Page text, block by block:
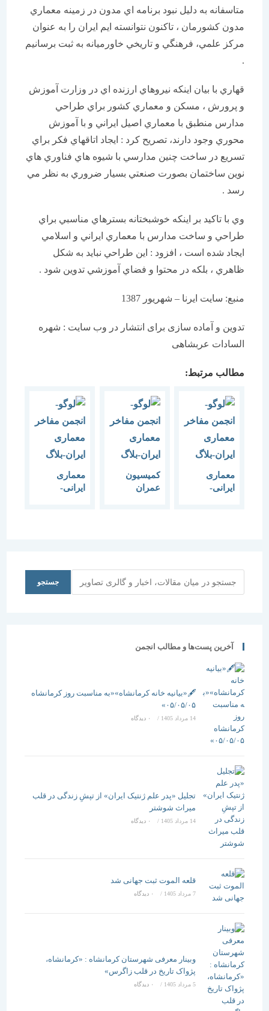
متاسفانه به دليل نبود برنامه اي مدون در زمينه معماري
مدون كشورمان ، تاكنون نتوانسته ايم ايران را به عنوان
مركز علمي، فرهنگي و تاريخي خاورميانه به ثبت برسانيم
قهاري با بيان اينكه نيروهاي ارزنده اي در وزارت آموزش
و پرورش ، مسكن و معماري كشور براي طراحي
مدارس منطبق با معماري اصيل ايراني و با آموزش
محوري وجود دارند، تصريح كرد : ايجاد اتاقهاي فكر براي
تسريع در ساخت چنين مدارسي با شيوه هاي فناوري هاي
نوين ساختمان بصورت صنعتي بسيار ضروري به نظر مي
وي با تاكيد بر اينكه خوشبختانه بسترهاي مناسبي براي
طراحي و ساخت مدارس با معماري ايراني و اسلامي
ايجاد شده است ، افزود : اين طراحي نبايد به شكل
ظاهري ، بلكه در محتوا و فضاي آموزشي تدوين شود .
منبع: سایت ایرنا – شهريور 1387
تدوین و آماده سازی برای انتشار در وب سایت : شهره
السادات عربشاهی
مطالب مرتبط:
معماری
کمیسیون
عمران
معماری
جستجو
آخرین پست‌ها و مطالب انجمن
🖋️«بیانیه خانه کرمانشاه»«به مناسبت روز کرمانشاه
۰۵/۰۵/۰۵»
/ ۰ دیدگاه
تجلیل «پدر علم ژنتیک ایران» از تپشِ زندگی در قلب
میراث شوشتر
14 مرداد 1405 / ۰ دیدگاه
قلعه الموت ثبت جهانی شد
/ ۰ دیدگاه
وبینار معرفی شهرستان کرمانشاه : «کرمانشاه،
پژواک تاریخ در قلب زاگرس»
5 مرداد 1405 / ۰ دیدگاه